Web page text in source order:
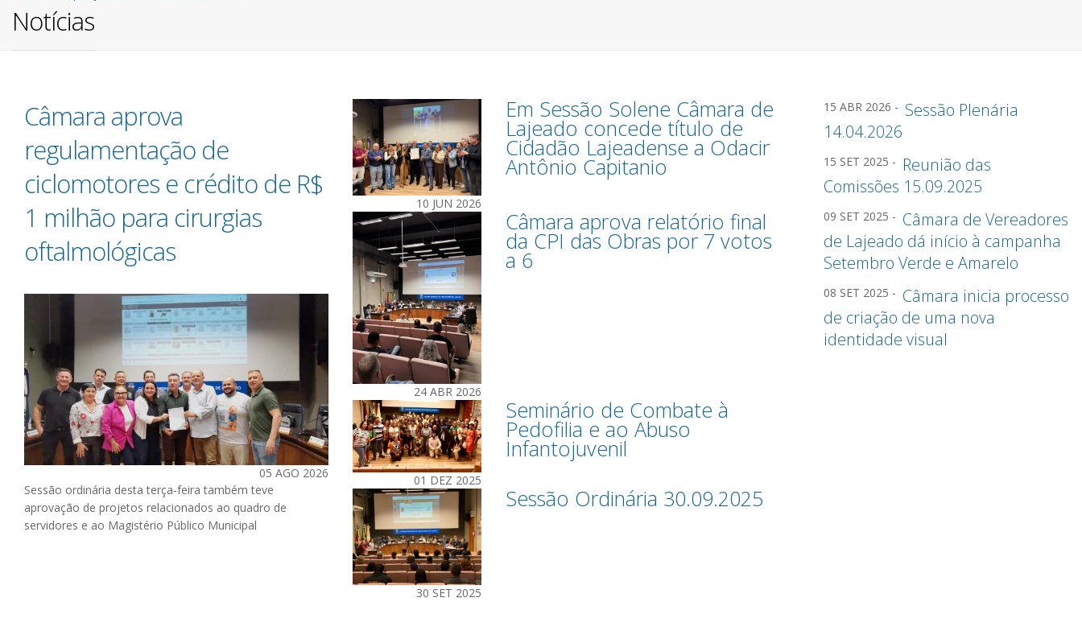
Notícias
Câmara aprova
regulamentação de
ciclomotores e crédito de R$
1 milhão para cirurgias
oftalmológicas
05 AGO 2026
Sessão ordinária desta terça-feira também teve
aprovação de projetos relacionados ao quadro de
servidores e ao Magistério Público Municipal
10 JUN 2026
Em Sessão Solene Câmara de
Lajeado concede título de
Cidadão Lajeadense a Odacir
Antônio Capitanio
24 ABR 2026
Câmara aprova relatório final
da CPI das Obras por 7 votos
a 6
01 DEZ 2025
Seminário de Combate à
Pedofilia e ao Abuso
Infantojuvenil
30 SET 2025
Sessão Ordinária 30.09.2025
15 ABR 2026 - Sessão Plenária
14.04.2026
15 SET 2025 - Reunião das
Comissões 15.09.2025
09 SET 2025 - Câmara de Vereadores
de Lajeado dá início à campanha
Setembro Verde e Amarelo
08 SET 2025 - Câmara inicia processo
de criação de uma nova
identidade visual